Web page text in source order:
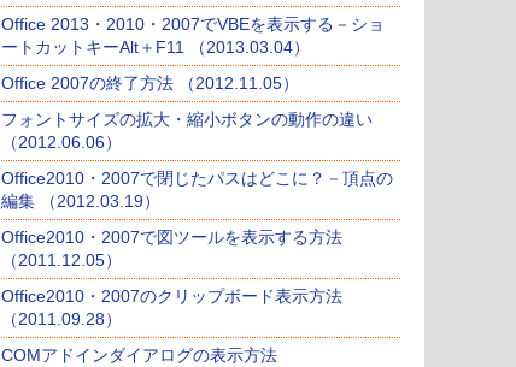
Office 2013・2010・2007でVBEを表示する－ショ
ートカットキーAlt＋F11 （2013.03.04）
Office 2007の終了方法 （2012.11.05）
フォントサイズの拡大・縮小ボタンの動作の違い
（2012.06.06）
Office2010・2007で閉じたパスはどこに？－頂点の
編集 （2012.03.19）
Office2010・2007で図ツールを表示する方法
（2011.12.05）
Office2010・2007のクリップボード表示方法
（2011.09.28）
COMアドインダイアログの表示方法